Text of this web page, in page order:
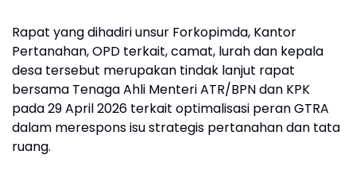
Rapat yang dihadiri unsur Forkopimda, Kantor
Pertanahan, OPD terkait, camat, lurah dan kepala
desa tersebut merupakan tindak lanjut rapat
bersama Tenaga Ahli Menteri ATR/BPN dan KPK
pada 29 April 2026 terkait optimalisasi peran GTRA
dalam merespons isu strategis pertanahan dan tata
ruang.